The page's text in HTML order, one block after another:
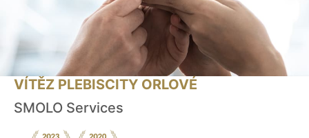
VÍTĚZ PLEBISCITY ORLOVÉ
SMOLO Services